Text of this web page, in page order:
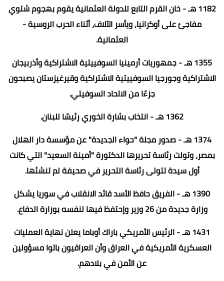
1182 هـ - خان القرم التابع للدولة العثمانية يقوم بهجوم شتوي
مفاجئ على أوكرانيا، ويأسر الآلاف، أثناء الحرب الروسية -
العثمانية.
1355 هـ - جمهوريات أرمينيا السوفييتية الاشتراكية وأذربيجان
الاشتراكية وجورجيا السوفييتية الاشتراكية وقيرغيزستان يصبحون
جزءًا من الاتحاد السوفيتي.
1362 هـ - انتخاب بشارة الخوري رئيسًا للبنان.
1374 هـ - صدور مجلة "حواء الجديدة" عن مؤسسة دار الهلال
بمصر، وتولت رئاسة تحريرها الدكتورة "أمينة السعيد" التي كانت
أول سيدة تتولى رئاسة التحرير في صحيفة لم تنشئها.
1390 هـ - الفريق حافظ الأسد قائد الانقلاب في سوريا يشكل
وزارة جديدة من 26 وزير وإحتفظ فيها لنفسه بوزارة الدفاع.
1431 هـ - الرئيس الأمريكي باراك أوباما يعلن نهاية العمليات
العسكرية الأمريكية في العراق وأن العراقيون باتوا مسؤولين
عن الأمن في بلادهم.